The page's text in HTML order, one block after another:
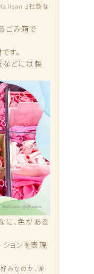
』社製な
ごみ箱で
す。
などには製
に、色がある
ョンを表現
みなのか、派